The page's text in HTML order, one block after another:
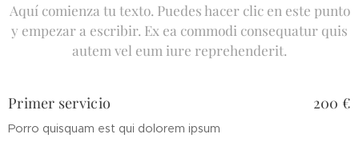
Aquí comienza tu texto. Puedes hacer clic en este punto
y empezar a escribir. Ex ea commodi consequatur quis
autem vel eum iure reprehenderit.
Primer servicio
Porro quisquam est qui dolorem ipsum
200 €